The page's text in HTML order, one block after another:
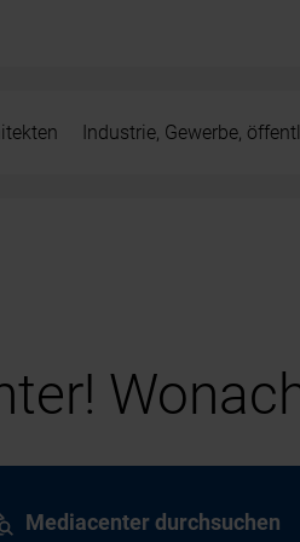
Industrie, Gewerbe,
Mediacenter durchsuchen